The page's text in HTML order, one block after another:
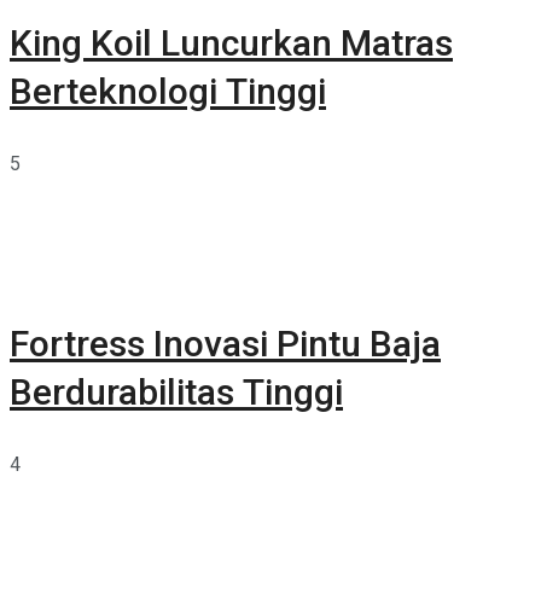
King Koil Luncurkan Matras
Berteknologi Tinggi
5
Fortress Inovasi Pintu Baja
Berdurabilitas Tinggi
4